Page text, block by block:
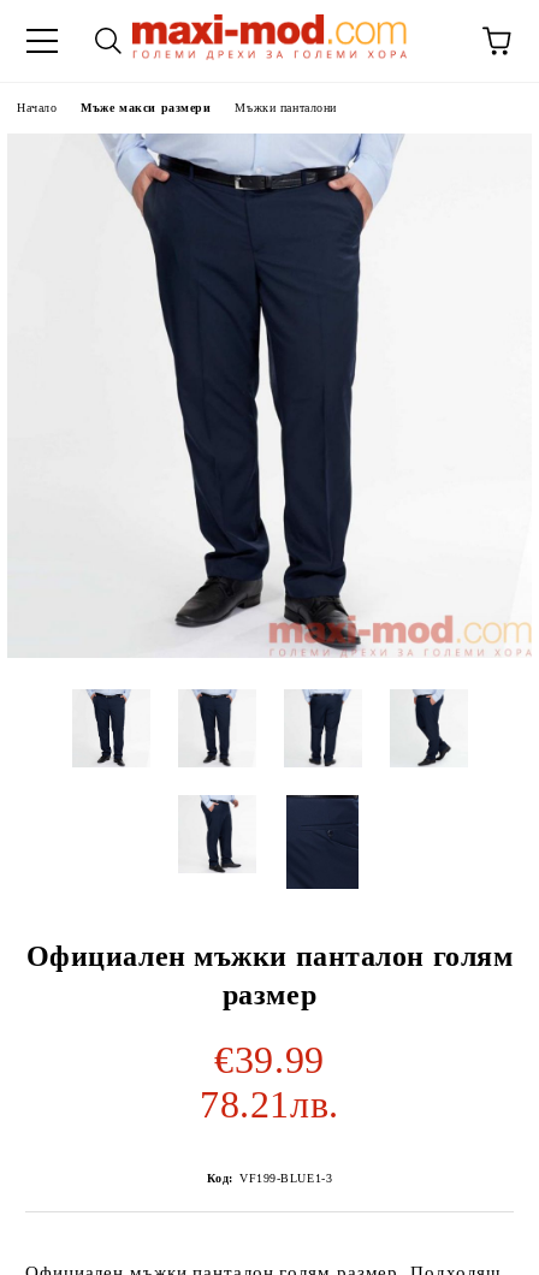
Начало Мъже макси размери Мъжки панталони
Официален мъжки панталон голям
размер
€39.99
78.21лв.
Код: VF199-BLUE1-3